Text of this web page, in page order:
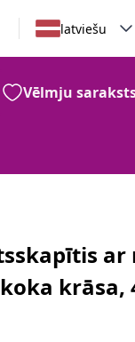
latviešu
Vēlmju
ar
krāsa,